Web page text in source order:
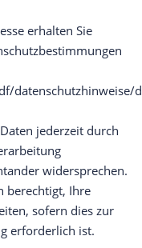
erhalten Sie
datenschutzhinweise/
jederzeit durch
widersprechen.
berechtigt, Ihre
sofern dies zur
erforderlich ist.